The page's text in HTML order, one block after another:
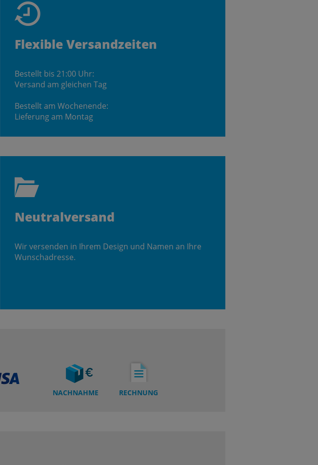
Flexible Versandzeiten
Bestellt bis 21:00 Uhr:
Versand am gleichen Tag
Bestellt am Wochenende:
Lieferung am Montag
Neutralversand
Wir versenden in Ihrem Design und Namen an Ihre
Wunschadresse.
NACHNAHME RECHNUNG